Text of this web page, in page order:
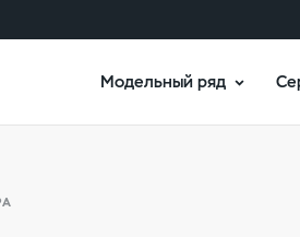
Модельный ряд